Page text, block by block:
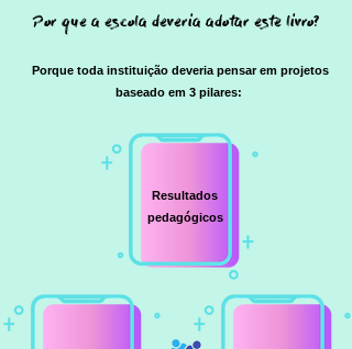
Por que a escola deveria adotar este livro?
Porque toda instituição deveria pensar em projetos
baseado em 3 pilares:
Resultados
pedagógicos